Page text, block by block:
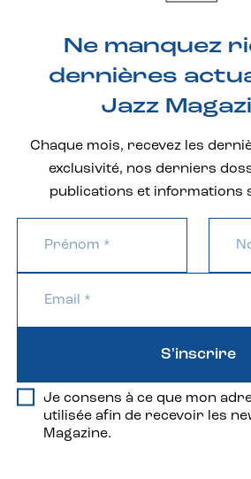
Ne manquez
dernières
Jazz
Chaque mois, recevez les
exclusivité, nos derniers
publications et informations
Je consens à ce que mon
utilisée afin de recevoir les
Magazine.
S'inscrire